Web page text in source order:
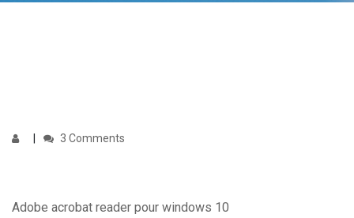
3 Comments
Adobe acrobat reader pour windows 10